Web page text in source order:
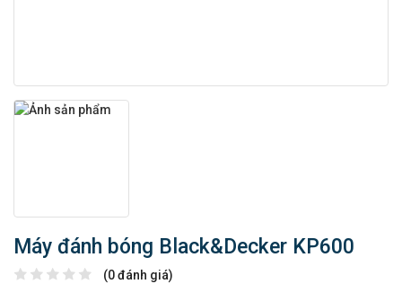
Máy đánh bóng Black&Decker KP600
(0 đánh giá)